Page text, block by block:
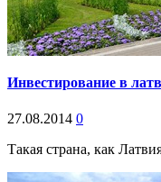
Инвестирование в
27.08.2014 0
Такая страна, как